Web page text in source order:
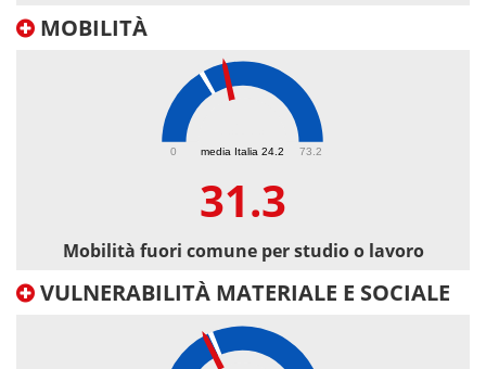
MOBILITÀ
media Italia 24.2
0 73.2
31.3
Mobilità fuori comune per studio o lavoro
VULNERABILITÀ MATERIALE E SOCIALE